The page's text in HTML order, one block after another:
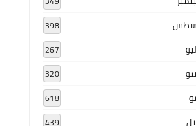
398
267
320
618
439